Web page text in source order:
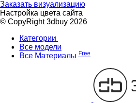
Заказать визуализацию
Настройка цвета сайта
© CopyRight 3dbuy 2026
Категории
Все модели
Все Материалы Free